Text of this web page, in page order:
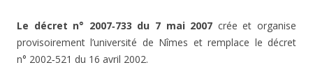
Le décret n° 2007‑733 du 7 mai 2007 crée et organise
provisoirement l’université de Nîmes et remplace le décret
n° 2002‑521 du 16 avril 2002.